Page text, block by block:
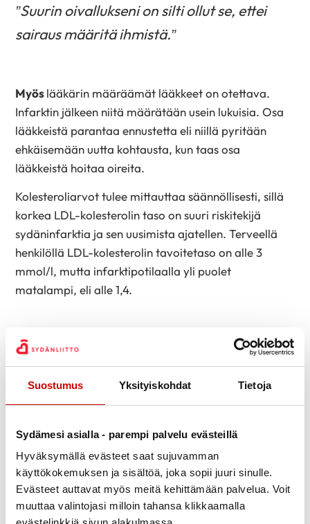
Suostumus Yksityiskohdat Tietoja
Sydämesi asialla - parempi palvelu evästeillä
Hyväksymällä evästeet saat sujuvamman
käyttökokemuksen ja sisältöä, joka sopii juuri sinulle.
Evästeet auttavat myös meitä kehittämään palvelua. Voit
muuttaa valintojasi milloin tahansa klikkaamalla
”Suurin oivallukseni on silti ollut se, ettei
sairaus määritä ihmistä.”
Myöslääkärin määräämät lääkkeet on otettava.
Infarktin jälkeen niitä määrätään usein lukuisia. Osa
lääkkeistä parantaa ennustetta eli niillä pyritään
ehkäisemään uutta kohtausta, kun taas osa
lääkkeistä hoitaa oireita.
Kolesteroliarvot tulee mittauttaa säännöllisesti, sillä
korkea LDL-kolesterolin taso on suuri riskitekijä
sydäninfarktia ja sen uusimista ajatellen. Terveellä
henkilöllä LDL-kolesterolin tavoitetaso on alle 3
mmol/l, mutta infarktipotilaalla yli puolet
matalampi, eli alle 1,4.
Infarktinjatkohoito vaatii omaa aktiivisuutta
esimerkiksi kontrollikäyntien varaamisen suhteen
sekä tietysti hoitoon sitoutumista ja
elämäntapamuutoksia.
Leimuvirta tietää omasta kokemuksesta, että se voi
infarktin jälkeen olla vaikeaa. Fyysisen kunnon lisäksi
myös henkinen hyvinvointi joutuu tilanteessa
koetukselle.“Tunteet myllertävät. Kiitollisuuden
sijaan saattaa kokea vihaa, ahdistusta ja